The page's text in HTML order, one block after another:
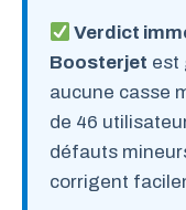
Verdict
Boosterjet est
aucune casse
de 46
défauts
corrigent